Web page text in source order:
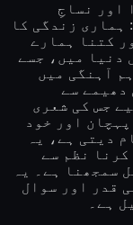
اور نساجِ
ہماری زندگی کا
کتنا ہمارے
دنیا میں، جسے
آہنگی میں
دھیمے سے
جس کی شعری
اور خود
دیتی ہے، یہ
نظم سے
سمجھنا ہے۔ یہ
قدر اور سوال
ہے۔